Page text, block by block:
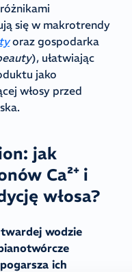
się w makrotrendy
oraz gospodarka
), ułatwiając
jako
włosy przed
jak
Ca²⁺ i
włosa?
wodzie
ich